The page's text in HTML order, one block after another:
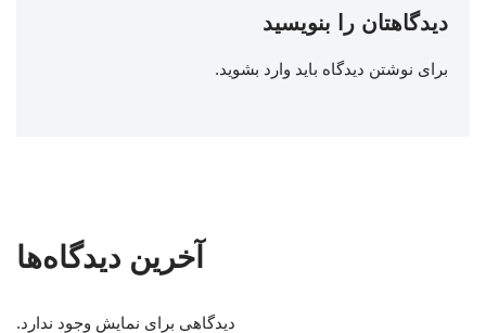
دیدگاهتان را بنویسید
برای نوشتن دیدگاه باید وارد بشوید.
آخرین دیدگاه‌ها
دیدگاهی برای نمایش وجود ندارد.